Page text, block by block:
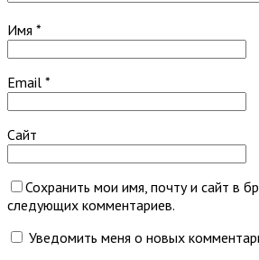
Имя *
Email *
Сайт
Сохранить мои имя, почту и сайт в
следующих комментариев.
Уведомить меня о новых